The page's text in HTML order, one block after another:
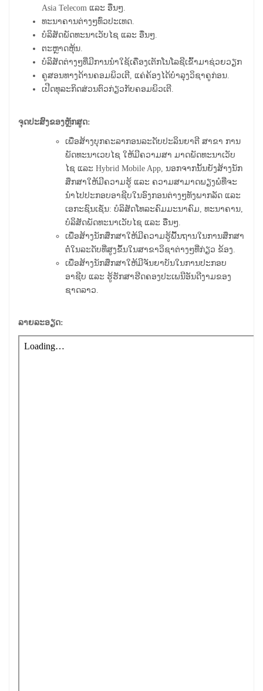
Asia Telecom ແລະ ອື່ນໆ.
ທະນາຄານຕ່າງໆທົ່ວປະເທດ.
ບໍລິສັດພັດທະນາເວັບໄຊ ແລະ ອື່ນໆ.
ຕະຫຼາດຫຸ້ນ.
ບໍລິສັດຕ່າງໆທີ່ມີການນໍາໃຊ້ເຄື່ອງເຕັກໂນໂລຊີເຂົ້າມາຊ່ວຍວຽກ
ຄູສອນທາງດ້ານຄອມພິວເຕີ, ແຄ່ຄ້ອງໄດ້ບໍາລຸງວິຊາຄູກ່ອນ.
ເປີດທຸລະກິດສ່ວນຕົວກ່ຽວກັບຄອມພິວເຕີ.
ຈຸດປະສົງຂອງຫຼັກສູດ:
ເພື່ອ​ສ້າງ​ບຸ​ກຄະລາ​ກອນ​ລະ​ດັບປະລິນຍາ​ຕີ ​ສາຂາ​ ການ​
ພັດທະນາ​ເວ​ບ​ໄຊ ໃຫ້ມີຄວາມສາ ມາດ​ພັດທະນາເວັບ
ໄຊ ແລະ Hybrid Mobile App​, ນອກຈາກ​ນັ້ນຍັງສ້າງນັກ​
ສຶກສາ​ໃຫ້​ມີ​ຄວາມ​ຮູ້ ແລະ ຄວາມ​ສາມາດ​ພຽງພໍ​ທີ່​ຈະ​
ນຳ​ໄປ​ປະກອບ​ອາຊີບໃນອົງກອນຕ່າງໆທັງພາກລັດ ແລະ
ເອກະຊົນ​​ເຊັ່ນ: ບໍລິສັດໂທລະຄົມມະນາຄົມ, ທະນາຄານ,
ບໍລິສັດພັດທະນາເວັບໄຊ ແລະ ອື່ນໆ.
ເພື່ອ​ສ້າງນັກສຶກສາໃຫ້ມີຄວາມຮູ້ພື້ນຖານໃນການສຶກສາ
ຕໍ່ໃນລະດັບທີ່ສູງຂຶ້ນໃນສາຂາວິຊາຕ່າງໆທີ່ກ່ຽວ ຂ້ອງ.
ເພື່ອ​ສ້າງ​ນັກສຶກສາໃຫ້ມີຈັນຍາບັນໃນການປະກອບ
ອາຊີບ ແລະ ຮູ້ຮັກສາຮີດຄອງປະເພນີອັນດີງາມຂອງ
ຊາດລາວ.
ລາຍລະອຽດ: